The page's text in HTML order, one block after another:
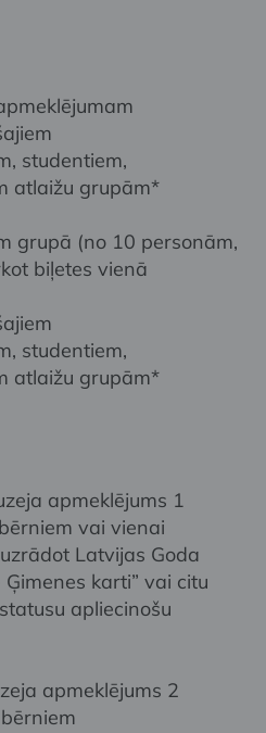
studentiem,
atlaižu grupām*
grupā (no 10 personām,
biļetes vienā
studentiem,
atlaižu grupām*
apmeklējums 1
vai vienai
Latvijas Goda
karti” vai citu
apliecinošu
apmeklējums 2